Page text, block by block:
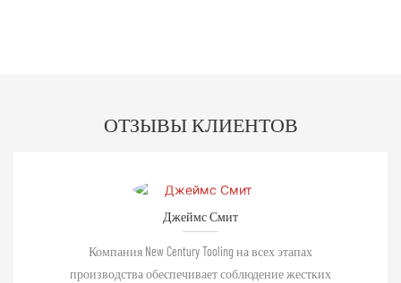
ОТЗЫВЫ КЛИЕНТОВ
Джеймс Смит
Компания New Century Tooling на всех этапах
производства обеспечивает соблюдение жестких